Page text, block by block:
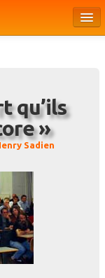
qu’ils
»
Sadien